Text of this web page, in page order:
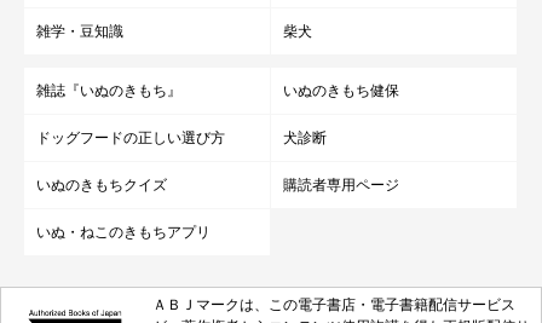
雑学・豆知識 柴犬
雑誌『いぬのきもち』 いぬのきもち健保
ドッグフードの正しい選び方 犬診断
いぬのきもちクイズ 購読者専用ページ
いぬ・ねこのきもちアプリ
ＡＢＪマークは、この電子書店・電子書籍配信サービス